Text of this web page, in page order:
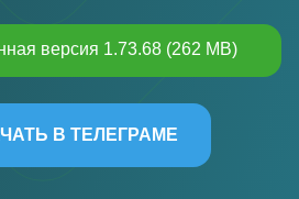
версия 1.73.68 (262 MB)
В ТЕЛЕГРАМЕ